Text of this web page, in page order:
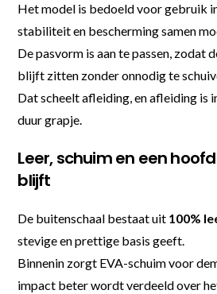
Het model is bedoeld voor gebruik
stabiliteit en bescherming samen
De pasvorm is aan te passen, zodat
blijft zitten zonder onnodig te
Dat scheelt afleiding, en afleiding is
duur grapje.
Leer, schuim en een
blijft
De buitenschaal bestaat uit 100%
stevige en prettige basis geeft.
Binnenin zorgt EVA-schuim voor
impact beter wordt verdeeld over